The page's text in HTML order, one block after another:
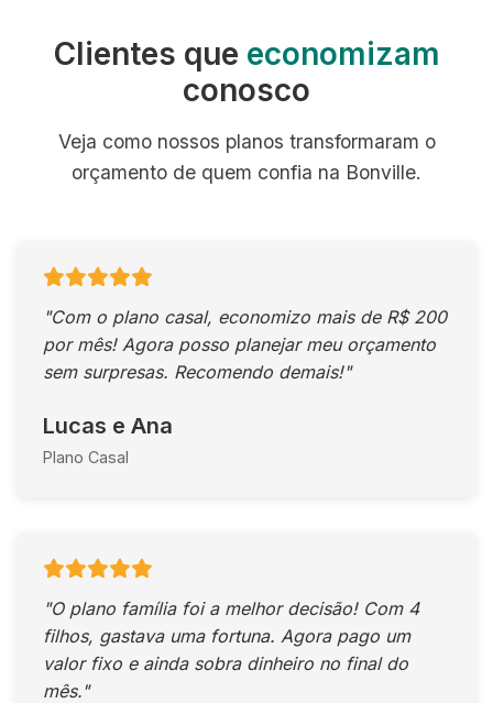
Clientes que economizam
conosco
Veja como nossos planos transformaram o
orçamento de quem confia na Bonville.
"Com o plano casal, economizo mais de R$ 200
por mês! Agora posso planejar meu orçamento
sem surpresas. Recomendo demais!"
Lucas e Ana
Plano Casal
"O plano família foi a melhor decisão! Com 4
filhos, gastava uma fortuna. Agora pago um
valor fixo e ainda sobra dinheiro no final do
mês."